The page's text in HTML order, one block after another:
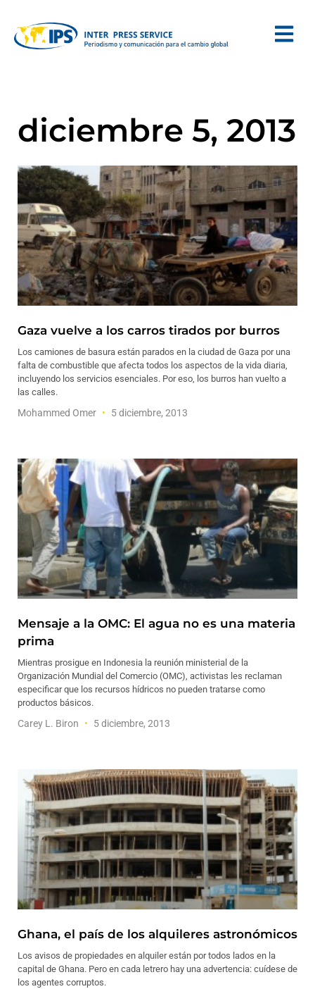
diciembre 5, 2013
Gaza vuelve a los carros tirados por burros
Los camiones de basura están parados en la ciudad de Gaza por una
falta de combustible que afecta todos los aspectos de la vida diaria,
incluyendo los servicios esenciales. Por eso, los burros han vuelto a
las calles.
Mohammed Omer 5 diciembre, 2013
Mensaje a la OMC: El agua no es una materia
prima
Mientras prosigue en Indonesia la reunión ministerial de la
Organización Mundial del Comercio (OMC), activistas les reclaman
especificar que los recursos hídricos no pueden tratarse como
productos básicos.
Carey L. Biron 5 diciembre, 2013
Ghana, el país de los alquileres astronómicos
Los avisos de propiedades en alquiler están por todos lados en la
capital de Ghana. Pero en cada letrero hay una advertencia: cuídese de
los agentes corruptos.